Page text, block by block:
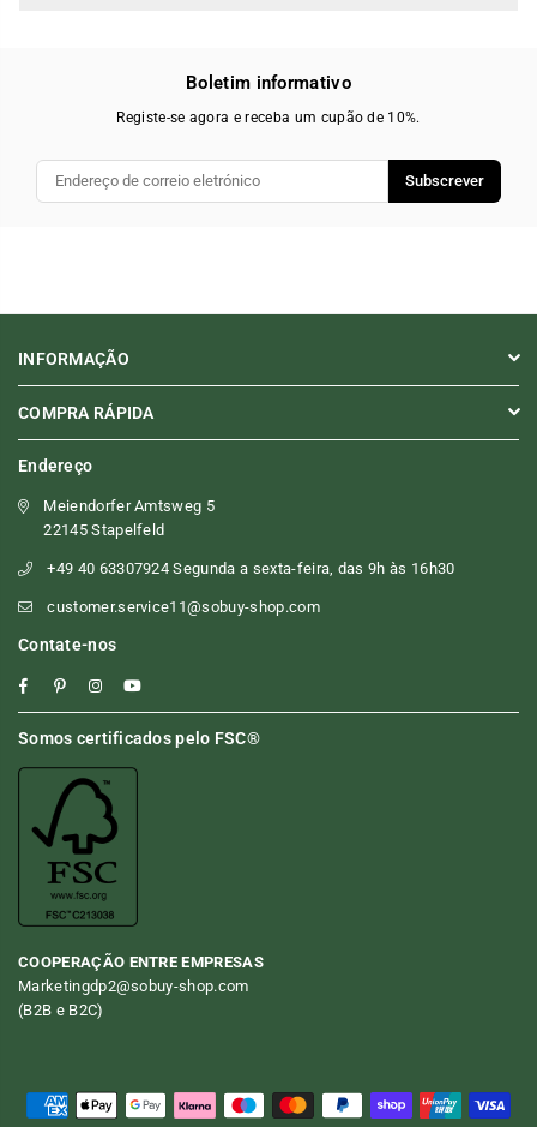
Boletim informativo
Registe-se agora e receba um cupão de 10%.
Subscrever
INFORMAÇÃO
COMPRA RÁPIDA
Endereço
Meiendorfer Amtsweg 5
22145 Stapelfeld
+49 40 63307924 Segunda a sexta-feira, das 9h às 16h30
customer.service11@sobuy-shop.com
Contate-nos
FacebookPinterestInstagramYouTube
Somos certificados pelo FSC®
COOPERAÇÃO ENTRE EMPRESAS
Marketingdp2@sobuy-shop.com
(B2B e B2C)